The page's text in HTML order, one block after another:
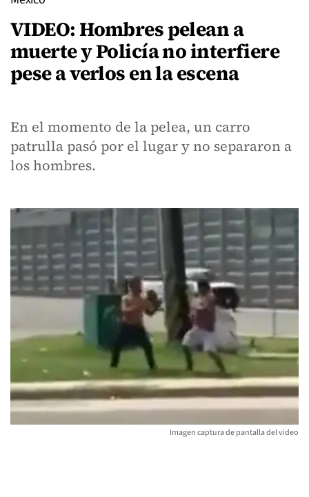
VIDEO: Hombres pelean a
muerte y Policía no interfiere
pese a verlos en la escena
En el momento de la pelea, un carro
patrulla pasó por el lugar y no separaron a
los hombres.
Imagen captura de pantalla del video